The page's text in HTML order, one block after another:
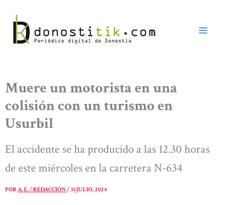
contenido
Muere un motorista en una
colisión con un turismo en
Usurbil
El accidente se ha producido a las 12.30 horas
de este miércoles en la carretera N-634
PORA. E. / REDACCIÓN/31 JULIO, 2024